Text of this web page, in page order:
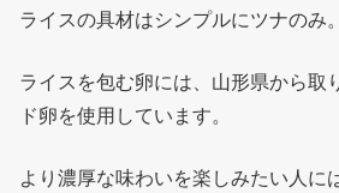
ライスの具材はシンプルにツナのみ。
ライスを包む卵には、山形県から取
ド卵を使用しています。
より濃厚な味わいを楽しみたい人に